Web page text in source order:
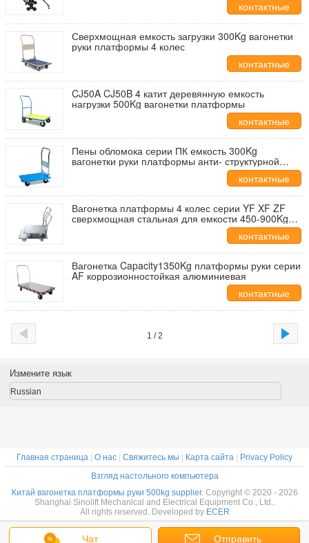
контактные
данные
Сверхмощная емкость загрузки 300Kg вагонетки
руки платформы 4 колес
контактные
данные
CJ50A CJ50B 4 катит деревянную емкость
нагрузки 500Kg вагонетки платформы
контактные
данные
Пены обломока серии ПК емкость 300Kg
вагонетки руки платформы анти- структурной
контактные
данные
Вагонетка платформы 4 колес серии YF XF ZF
сверхмощная стальная для емкости 450-900Kg
контактные
данные
Вагонетка Capacity1350Kg платформы руки серии
AF коррозионностойкая алюминиевая
контактные
данные
1 / 2
Чат Отправить
Измените язык
Russian
Главная страница О нас Свяжитесь мы Карта сайта
Privacy Policy
Взгляд настольного компьютера
Китай вагонетка платформы руки 500kg supplier. Copyright © 2020 - 2026
Shanghai Sinolift Mechanical and Electrical Equipment Co., Ltd..
All rights reserved. Developed by ECER